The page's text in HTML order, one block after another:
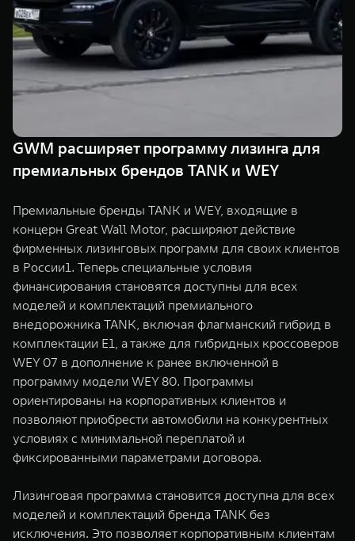
TANK 500
Веди за собой
TANK 700
WEY 07
Расширяя границы комфорта
от 6 149 000 ₽ от 5 699
TANK Финансы
Корпоративным клиентам
TANK ФИНАНСЫ
TANK Лизинг
TANK Страхование
Сервис
Специальные предложения
Моторные масла
Цифровые сервисы TANK
Подписки
GWM расширяет программу лизинга для
премиальных брендов TANK и WEY
Премиальные бренды TANK и WEY, входящие в
концерн Great Wall Motor, расширяют действие
фирменных лизинговых программ для своих клиентов
в России1. Теперь специальные условия
финансирования становятся доступны для всех
моделей и комплектаций премиального
внедорожника TANK, включая флагманский гибрид в
комплектации E1, а также для гибридных кроссоверов
WEY 07 в дополнение к ранее включенной в
программу модели WEY 80. Программы
ориентированы на корпоративных клиентов и
позволяют приобрести автомобили на конкурентных
условиях с минимальной переплатой и
фиксированными параметрами договора.
Лизинговая программа становится доступна для всех
моделей и комплектаций бренда TANK без
исключения. Это позволяет корпоративным клиентам